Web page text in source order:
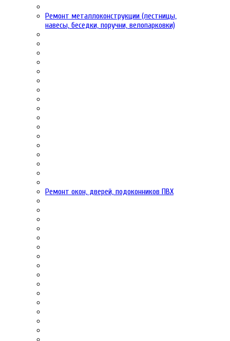
Ремонт металлоконструкции (лестницы,
навесы, беседки, поручни, велопарковки)
Ремонт окон, дверей, подоконников ПВХ